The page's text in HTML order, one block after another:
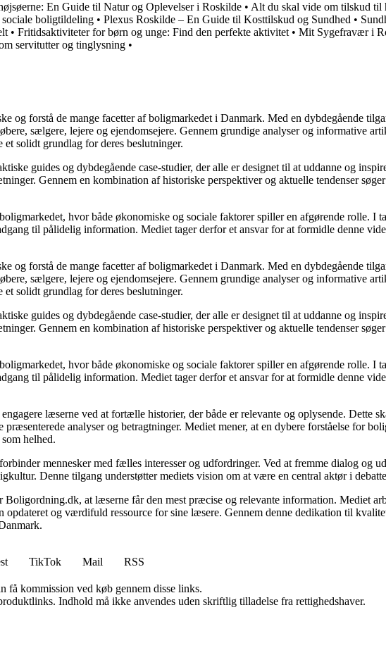
En Guide til Natur og Oplevelser i Roskilde • Alt du skal vide om tilskud
boligtildeling • Plexus Roskilde – En Guide til Kosttilskud og Sundhed •
• Fritidsaktiviteter for børn og unge: Find den perfekte aktivitet • Mit Sygefravær i
servitutter og tinglysning •
og forstå de mange facetter af boligmarkedet i Danmark. Med en dybdegående
sælgere, lejere og ejendomsejere. Gennem grundige analyser og informative
solidt grundlag for deres beslutninger.
guides og dybdegående case-studier, der alle er designet til at uddanne og
Gennem en kombination af historiske perspektiver og aktuelle tendenser
hvor både økonomiske og sociale faktorer spiller en afgørende rolle. I
til pålidelig information. Mediet tager derfor et ansvar for at formidle denne
og forstå de mange facetter af boligmarkedet i Danmark. Med en dybdegående
sælgere, lejere og ejendomsejere. Gennem grundige analyser og informative
solidt grundlag for deres beslutninger.
guides og dybdegående case-studier, der alle er designet til at uddanne og
Gennem en kombination af historiske perspektiver og aktuelle tendenser
hvor både økonomiske og sociale faktorer spiller en afgørende rolle. I
til pålidelig information. Mediet tager derfor et ansvar for at formidle denne
læserne ved at fortælle historier, der både er relevante og oplysende. Dette
analyser og betragtninger. Mediet mener, at en dybere forståelse for
helhed.
mennesker med fælles interesser og udfordringer. Ved at fremme dialog og
Denne tilgang understøtter mediets vision om at være en central aktør i
at læserne får den mest præcise og relevante information. Mediet
opdateret og værdifuld ressource for sine læsere. Gennem denne dedikation til
TikTok Mail
RSS
få kommission ved køb gennem disse links.
Indhold må ikke anvendes uden skriftlig tilladelse fra rettighedshaver.